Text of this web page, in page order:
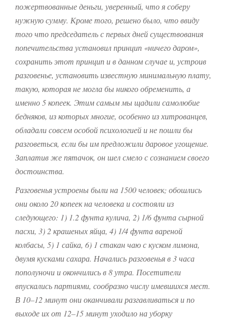
пожертвованные деньги, уверенный, что я соберу
нужную сумму. Кроме того, решено было, что ввиду
того что председатель с первых дней существования
попечительства установил принцип «ничего даром»,
сохранить этот принцип и в данном случае и, устроив
разговенье, установить известную минимальную плату,
такую, которая не могла бы никого обременить, а
именно 5 копеек. Этим самым мы щадили самолюбие
бедняков, из которых многие, особенно из хитрованцев,
обладали совсем особой психологией и не пошли бы
разговеться, если бы им предложили даровое угощение.
Заплатив же пятачок, он шел смело с сознанием своего
достоинства.
Разговенья устроены были на 1500 человек; обошлись
они около 20 копеек на человека и состояли из
следующего: 1) 1.2 фунта кулича, 2) 1/6 фунта сырной
пасхи, 3) 2 крашеных яйца, 4) 1/4 фунта вареной
колбасы, 5) 1 сайка, 6) 1 стакан чаю с куском лимона,
двумя кусками сахара. Начались разговенья в 3 часа
пополуночи и окончились в 8 утра. Посетители
впускались партиями, сообразно числу имевшихся мест.
В 10–12 минут они оканчивали разгавливаться и по
выходе их от 12–15 минут уходило на уборку